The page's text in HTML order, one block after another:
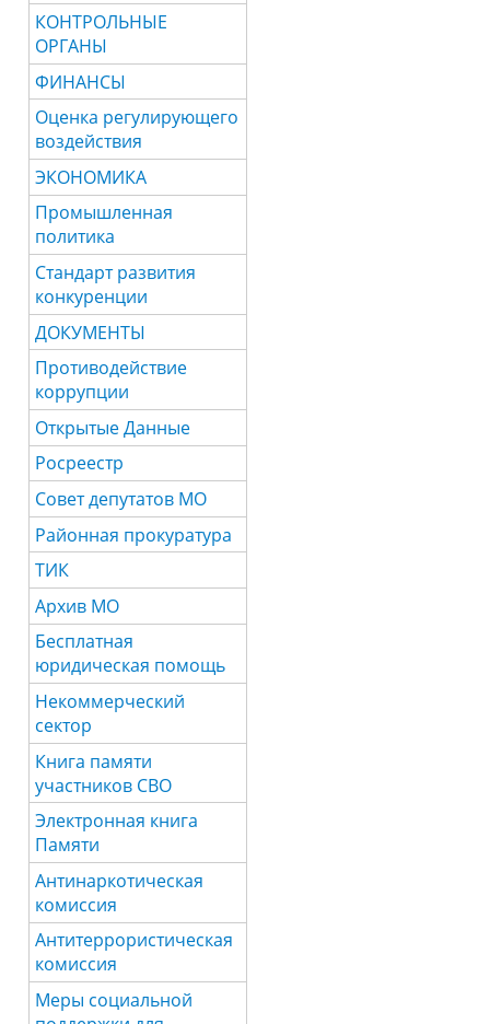
КОНТРОЛЬНЫЕ
ОРГАНЫ
ФИНАНСЫ
Оценка регулирующего
воздействия
ЭКОНОМИКА
Промышленная
политика
Стандарт развития
конкуренции
ДОКУМЕНТЫ
Противодействие
коррупции
Открытые Данные
Росреестр
Совет депутатов МО
Районная прокуратура
ТИК
Архив МО
Бесплатная
юридическая помощь
Некоммерческий
сектор
Книга памяти
участников СВО
Электронная книга
Памяти
Антинаркотическая
комиссия
Антитеррористическая
комиссия
Меры социальной